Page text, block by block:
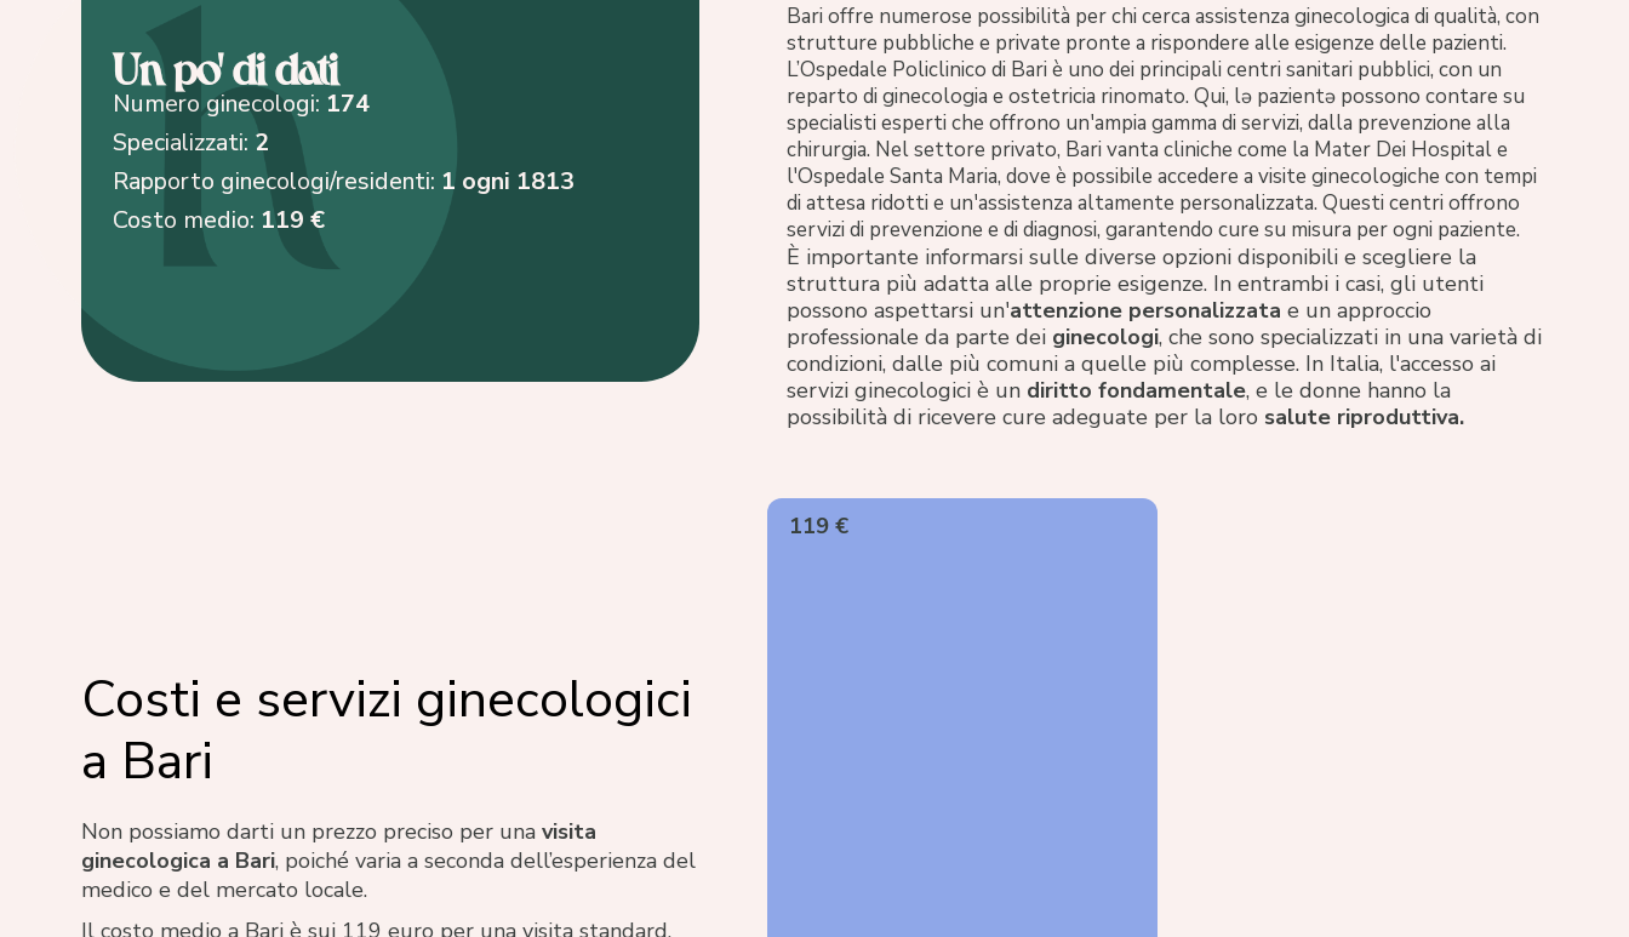
Un po' di dati
Numero ginecologi: 174
Specializzati: 2
Rapporto ginecologi/residenti: 1 ogni 1813
Costo medio: 119 €
Bari offre numerose possibilità per chi cerca assistenza ginecologica di qualità, con
strutture pubbliche e private pronte a rispondere alle esigenze delle pazienti.
L’Ospedale Policlinico di Bari è uno dei principali centri sanitari pubblici, con un
reparto di ginecologia e ostetricia rinomato. Qui, lə pazientə possono contare su
specialisti esperti che offrono un'ampia gamma di servizi, dalla prevenzione alla
chirurgia. Nel settore privato, Bari vanta cliniche come la Mater Dei Hospital e
l'Ospedale Santa Maria, dove è possibile accedere a visite ginecologiche con tempi
di attesa ridotti e un'assistenza altamente personalizzata. Questi centri offrono
servizi di prevenzione e di diagnosi, garantendo cure su misura per ogni paziente.
È importante informarsi sulle diverse opzioni disponibili e scegliere la
struttura più adatta alle proprie esigenze. In entrambi i casi, gli utenti
possono aspettarsi un'attenzione personalizzata e un approccio
professionale da parte dei ginecologi, che sono specializzati in una varietà di
condizioni, dalle più comuni a quelle più complesse. In Italia, l'accesso ai
servizi ginecologici è un diritto fondamentale, e le donne hanno la
possibilità di ricevere cure adeguate per la loro salute riproduttiva.
Costi e servizi ginecologici
a Bari
Non possiamo darti un prezzo preciso per unavisita
ginecologica a Bari, poiché varia a seconda dell’esperienza del
medico e del mercato locale.
Il costo medio a Bari è sui 119 euro per una visita standard.
119 €